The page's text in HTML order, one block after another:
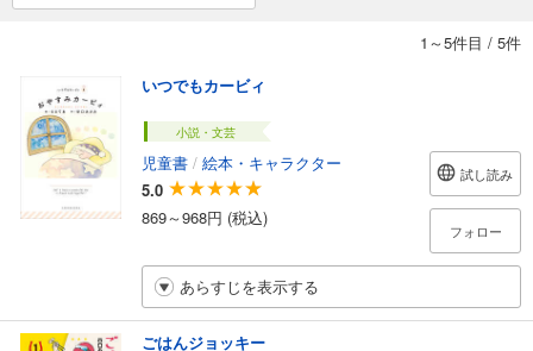
1～5件目 / 5件
いつでもカービィ
小説・文芸
児童書 / 絵本・キャラクター
5.0
869～968円 (税込)
試し読み
フォロー
あらすじを表示する
ごはんジョッキー